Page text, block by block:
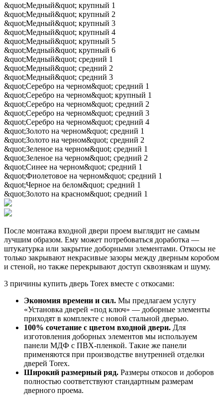
&quot;Медный&quot; крупный 1
&quot;Медный&quot; крупный 2
&quot;Медный&quot; крупный 3
&quot;Медный&quot; крупный 4
&quot;Медный&quot; крупный 5
&quot;Медный&quot; крупный 6
&quot;Медный&quot; средний 1
&quot;Медный&quot; средний 2
&quot;Медный&quot; средний 3
&quot;Серебро на черном&quot; средний 1
&quot;Серебро на черном&quot; крупный 1
&quot;Серебро на черном&quot; средний 2
&quot;Серебро на черном&quot; средний 3
&quot;Серебро на черном&quot; средний 4
&quot;Золото на черном&quot; средний 1
&quot;Золото на черном&quot; средний 2
&quot;Зеленое на черном&quot; средний 1
&quot;Зеленое на черном&quot; средний 2
&quot;Синее на черном&quot; средний 1
&quot;Фиолетовое на черном&quot; средний 1
&quot;Черное на белом&quot; средний 1
&quot;Золото на красном&quot; средний 1
После монтажа входной двери проем выглядит не самым
лучшим образом. Ему может потребоваться доработка —
штукатурка или закрытие доборными элементами. Откосы не
только закрывают некрасивые зазоры между дверным коробом
и стеной, но также перекрывают доступ сквознякам и шуму.
3 причины купить дверь Torex вместе с откосами:
Экономия времени и сил. Мы предлагаем услугу
«Установка дверей «под ключ» — доборные элементы
приходят в комплекте с новой стальной дверью.
100% сочетание с цветом входной двери. Для
изготовления доборных элементов мы используем
панели МДФ с ПВХ-пленкой. Такие же панели
применяются при производстве внутренней отделки
дверей Torex.
Широкий размерный ряд. Размеры откосов и доборов
полностью соответствуют стандартным размерам
дверного проема.